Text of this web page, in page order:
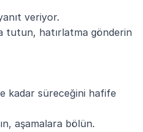
veriyor.
tutun, hatırlatma gönderin
kadar süreceğini hafife
aşamalara bölün.